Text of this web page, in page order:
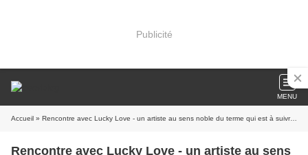
Publicité
MENU
Accueil » Rencontre avec Lucky Love - un artiste au sens noble du terme qui est à suivre de très près !
Rencontre avec Lucky Love - un artiste au sens